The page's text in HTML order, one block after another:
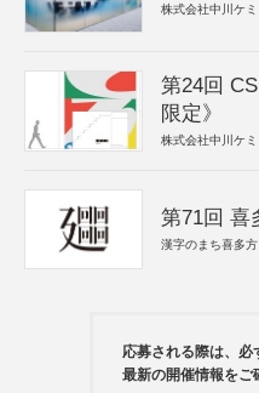
株式会社中川ケ
第24回
限定》
株式会社中川ケ
第71回 喜
漢字のまち喜多方
応募される際は、必
最新の開催情報をご